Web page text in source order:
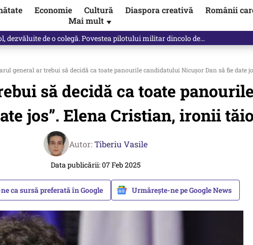
Economie Cultură Diaspora creativă
Românii
Mai mult ▼
dezvăluite de o colegă. Povestea pilotului militar dincolo de…
general ar trebui să decidă ca toate panourile candidatului Nicușor Dan să fie date
să decidă ca toate
jos”. Elena Cristian, ironii
Autor:Tiberiu Vasile
Data publicării: 07 Feb 2025
ca sursă preferată în Google Urmărește-ne pe Google News